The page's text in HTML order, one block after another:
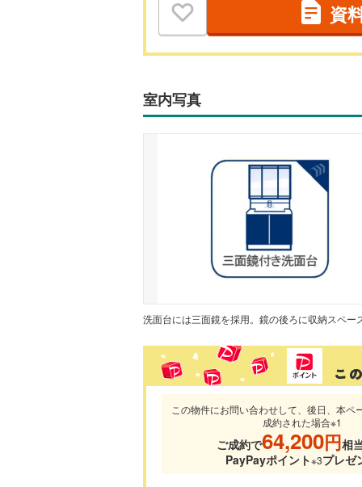
資
室内写真
この物件にお問い合わせして、後日、本ペ
成約された場合※1
ご成約で64,200円相
PayPayポイント※3プレゼ